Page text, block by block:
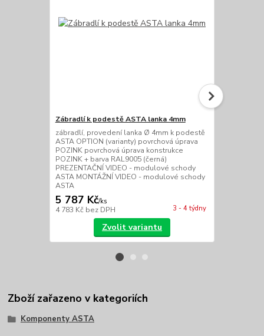
Zábradlí k podestě ASTA lanka 4mm
zábradlí, provedení lanka Ø 4mm k podestě
ASTA OPTION (varianty) povrchová úprava
POZINK povrchová úprava konstrukce
POZINK + barva RAL9005 (černá)
PREZENTAČNÍ VIDEO - modulové schody
ASTA MONTÁŽNÍ VIDEO - modulové schody
ASTA
5 787 Kč/ks
4 783 Kč bez DPH 3 - 4 týdny
Zvolit variantu
Zboží zařazeno v kategoriích
Komponenty ASTA